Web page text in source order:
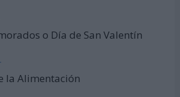
o Día de San Valentín
la Alimentación